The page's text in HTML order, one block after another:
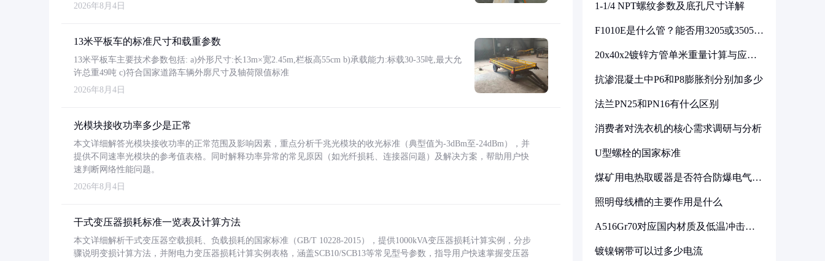
2026年8月4日
13米平板车的标准尺寸和载重参数
13米平板车主要技术参数包括: a)外形尺寸:长13m×宽2.45m,栏板高55cm b)承载能力:标载30-35吨,最大允
许总重49吨 c)符合国家道路车辆外廓尺寸及轴荷限值标准
2026年8月4日
光模块接收功率多少是正常
本文详细解答光模块接收功率的正常范围及影响因素，重点分析千兆光模块的收光标准（典型值为-3dBm至-24dBm），并
提供不同速率光模块的参考值表格。同时解释功率异常的常见原因（如光纤损耗、连接器问题）及解决方案，帮助用户快
速判断网络性能问题。
2026年8月4日
干式变压器损耗标准一览表及计算方法
本文详细解析干式变压器空载损耗、负载损耗的国家标准（GB/T 10228-2015），提供1000kVA变压器损耗计算实例，分步
骤说明变损计算方法，并附电力变压器损耗计算实例表格，涵盖SCB10/SCB13等常见型号参数，指导用户快速掌握变压器
1-1/4 NPT螺纹参数及底孔尺寸详解
F1010E是什么管？能否用3205或3505代
20x40x2镀锌方管单米重量计算与应用
抗渗混凝土中P6和P8膨胀剂分别加多少
法兰PN25和PN16有什么区别
消费者对洗衣机的核心需求调研与分析
U型螺栓的国家标准
煤矿用电热取暖器是否符合防爆电气设
照明母线槽的主要作用是什么
A516Gr70对应国内材质及低温冲击要
镀镍钢带可以过多少电流